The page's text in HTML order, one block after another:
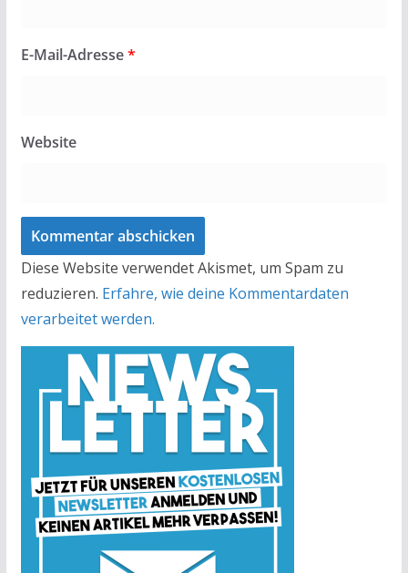
E-Mail-Adresse*
Website
Diese Website verwendet Akismet, um Spam zu
reduzieren. Erfahre, wie deine Kommentardaten
verarbeitet werden.